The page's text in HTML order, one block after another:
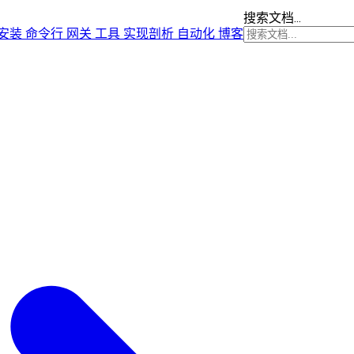
装 命令行 网关 工具 实现剖析 自动化 博客
搜索文档...